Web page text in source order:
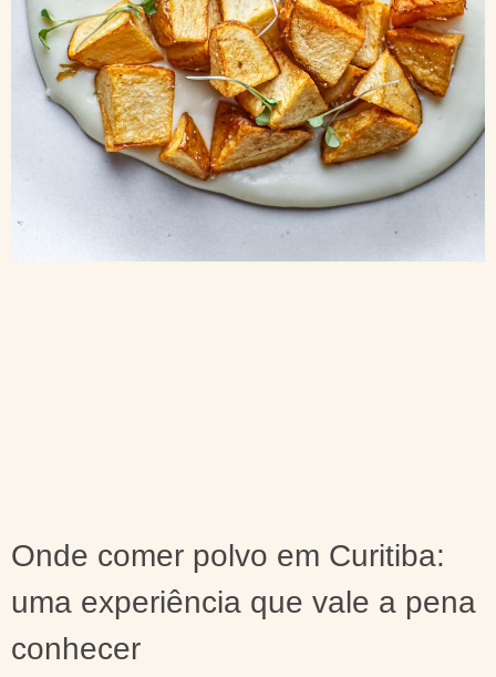
Onde comer polvo em Curitiba:
uma experiência que vale a pena
conhecer